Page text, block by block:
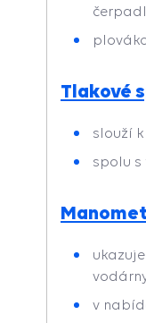
Tlakové
slouží
spolu
v